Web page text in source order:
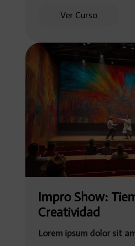
Ver Curso
Impro Show:
Creatividad
Lorem ipsum dolor sit